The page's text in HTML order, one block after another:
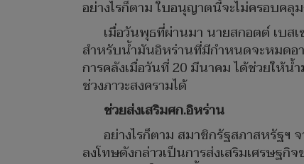
อย่างไรก็ตาม ใบอนุญาตนี้จะไม่ครอบคลุ
เมื่อวันพุธที่ผ่านมา นายสกอตต์ เบส
สำหรับน้ำมันอิหร่านที่มีกำหนดจะหมดอา
การคลังเมื่อวันที่ 20 มีนาคม ได้ช่วยให้
ช่วงภาวะสงครามได้
ช่วยส่งเสริมศก.อิหร่าน
อย่างไรก็ตาม สมาชิกรัฐสภาสหรัฐฯ
ลงโทษดังกล่าวเป็นการส่งเสริมเศรษฐ